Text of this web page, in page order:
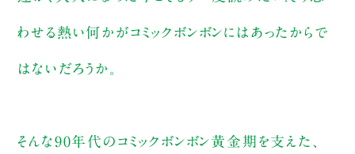
わせる熱い何かがコミックボンボンにはあったからで
はないだろうか。
そんな90年代のコミックボンボン黄金期を支えた、